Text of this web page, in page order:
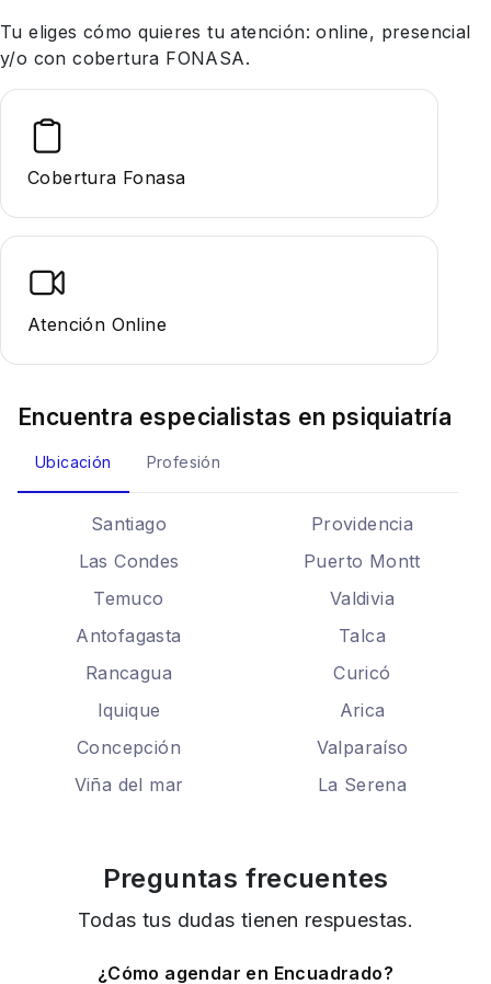
Tu eliges cómo quieres tu atención: online, presencial
y/o con cobertura FONASA.
Cobertura Fonasa
Atención Online
Encuentra especialistas en psiquiatría
Ubicación Profesión
Santiago
Providencia
Las Condes
Puerto Montt
Temuco
Valdivia
Antofagasta
Talca
Rancagua
Curicó
Iquique
Arica
Concepción
Valparaíso
Viña del mar
La Serena
Preguntas frecuentes
Todas tus dudas tienen respuestas.
¿Cómo agendar en Encuadrado?